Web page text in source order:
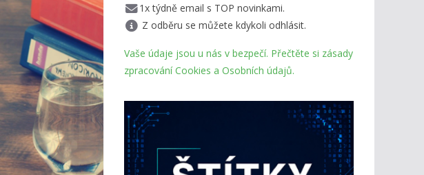
1x týdně email s TOP novinkami.
Z odběru se můžete kdykoli odhlásit.
Vaše údaje jsou u nás v bezpečí. Přečtěte si zásady
zpracování Cookies a Osobních údajů.